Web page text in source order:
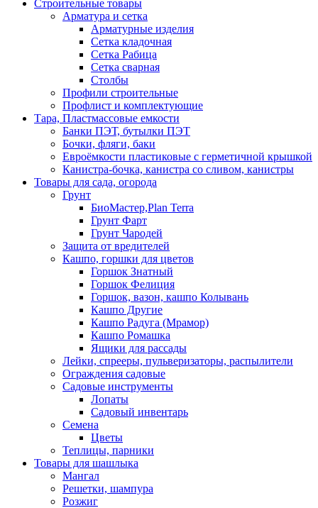
Строительные товары
Арматура и сетка
Арматурные изделия
Сетка кладочная
Сетка Рабица
Сетка сварная
Столбы
Профили строительные
Профлист и комплектующие
Тара, Пластмассовые емкости
Банки ПЭТ, бутылки ПЭТ
Бочки, фляги, баки
Евроёмкости пластиковые с герметичной крышкой
Канистра-бочка, канистра со сливом, канистры
Товары для сада, огорода
Грунт
БиоМастер,Plan Terra
Грунт Фарт
Грунт Чародей
Защита от вредителей
Кашпо, горшки для цветов
Горшок Знатный
Горшок Фелиция
Горшок, вазон, кашпо Колывань
Кашпо Другие
Кашпо Радуга (Мрамор)
Кашпо Ромашка
Ящики для рассады
Лейки, спрееры, пульверизаторы, распылители
Ограждения садовые
Садовые инструменты
Лопаты
Садовый инвентарь
Семена
Цветы
Теплицы, парники
Товары для шашлыка
Мангал
Решетки, шампура
Розжиг